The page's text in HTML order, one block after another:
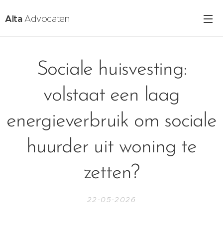
AltaAdvocaten
Sociale huisvesting:
volstaat een laag
energieverbruik om sociale
huurder uit woning te
zetten?
22-05-2026